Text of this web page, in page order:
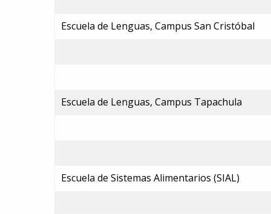
Escuela de Lenguas, Campus San Cristóbal
Escuela de Lenguas, Campus Tapachula
Escuela de Sistemas Alimentarios (SIAL)